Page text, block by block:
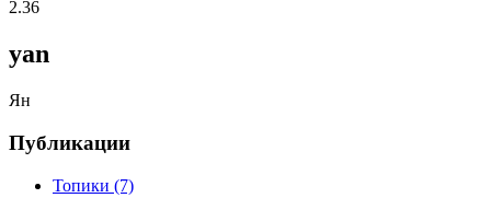
2.36
yan
Ян
Публикации
Топики (7)